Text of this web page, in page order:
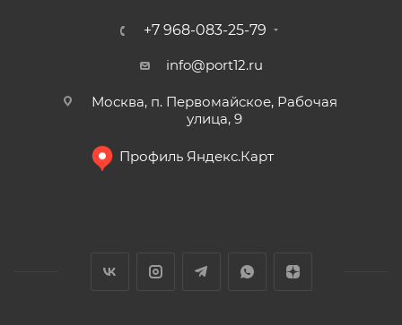
+7 968-083-25-79
info@port12.ru
Москва, п. Первомайское, Рабочая
улица, 9
Профиль Яндекс.Карт